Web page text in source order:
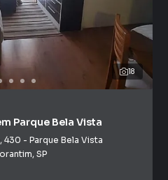
18
Parque Bela Vista
, 430 - Parque Bela Vista
, SP